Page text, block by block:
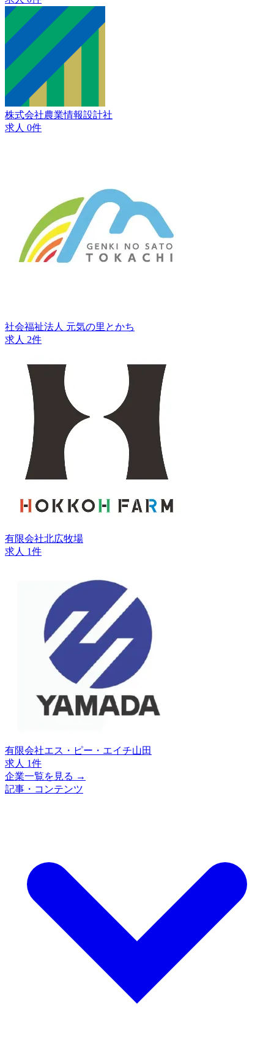
株式会社農業情報設計社
求人 0件
社会福祉法人 元気の里とかち
求人 2件
有限会社北広牧場
求人 1件
有限会社エス・ピー・エイチ山田
求人 1件
企業一覧を見る →
記事・コンテンツ